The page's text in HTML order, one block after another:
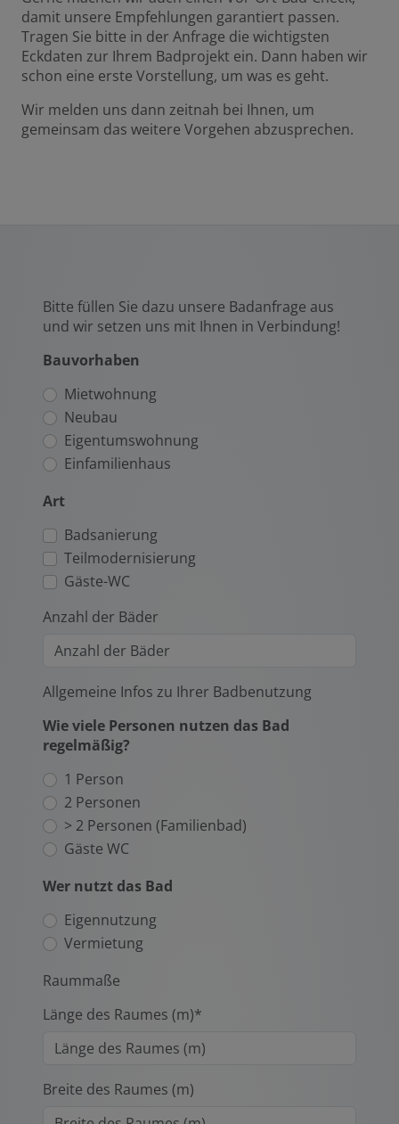
damit unsere Empfehlungen garantiert passen.
Tragen Sie bitte in der Anfrage die wichtigsten
Eckdaten zur Ihrem Badprojekt ein. Dann haben wir
schon eine erste Vorstellung, um was es geht.
Wir melden uns dann zeitnah bei Ihnen, um
gemeinsam das weitere Vorgehen abzusprechen.
Bitte füllen Sie dazu unsere Badanfrage aus
und wir setzen uns mit Ihnen in Verbindung!
Bauvorhaben
Mietwohnung
Neubau
Eigentumswohnung
Einfamilienhaus
Art
Badsanierung
Teilmodernisierung
Gäste-WC
Anzahl der Bäder
Allgemeine Infos zu Ihrer Badbenutzung
Wie viele Personen nutzen das Bad
regelmäßig?
1 Person
2 Personen
> 2 Personen (Familienbad)
Gäste WC
Wer nutzt das Bad
Eigennutzung
Vermietung
Raummaße
Länge des Raumes (m)*
Breite des Raumes (m)